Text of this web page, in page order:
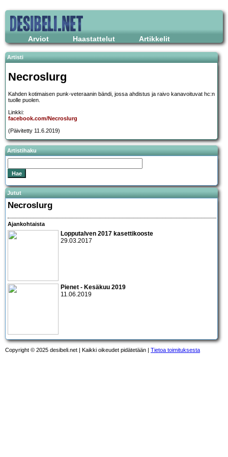
Arviot Haastattelut Artikkelit
Artisti
Necroslurg
Kahden kotimaisen punk-veteraanin bändi, jossa ahdistus ja raivo kanavoituvat hc:n
tuolle puolen.
Linkki:
facebook.com/Necroslurg
(Päivitetty 11.6.2019)
Artistihaku
Jutut
Necroslurg
Ajankohtaista
Lopputalven 2017 kasettikooste
29.03.2017
Pienet - Kesäkuu 2019
11.06.2019
Copyright © 2025 desibeli.net | Kaikki oikeudet pidätetään | Tietoa toimituksesta